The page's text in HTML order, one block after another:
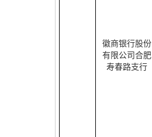
徽商银行股份
有限公司合肥
寿春路支行